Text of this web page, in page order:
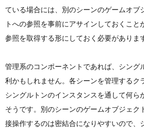
ている場合には、別のシーンのゲームオブ
トへの参照を事前にアサインしておくこと
参照を取得する形にしておく必要がありま
管理系のコンポーネントであれば、シング
利かもしれません。各シーンを管理するク
シングルトンのインスタンスを通して何ら
そうです。別のシーンのゲームオブジェク
接操作するのは密結合になりやすいので、